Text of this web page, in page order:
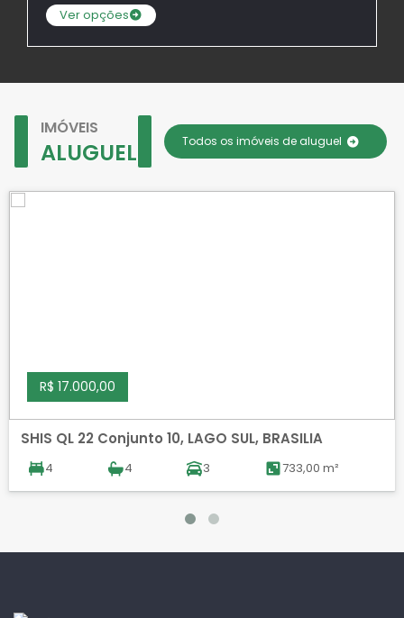
Ver opções
IMÓVEIS
ALUGUEL Todos os imóveis de aluguel
R$ 17.000,00
SHIS QL 22 Conjunto 10, LAGO SUL, BRASILIA
4 4 3 733,00 m²